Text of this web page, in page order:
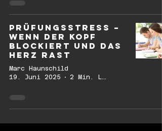
Prüfungsstress –
wenn der Kopf
blockiert und das
Herz rast
Marc Haunschild
19. Juni 2025